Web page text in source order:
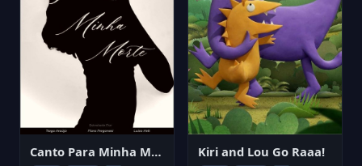
Canto Para Minha Morte Kiri and Lou Go Raaa!